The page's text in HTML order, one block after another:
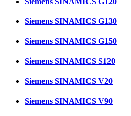
Siemens SINAMICS G130
Siemens SINAMICS G150
Siemens SINAMICS S120
Siemens SINAMICS V20
Siemens SINAMICS V90